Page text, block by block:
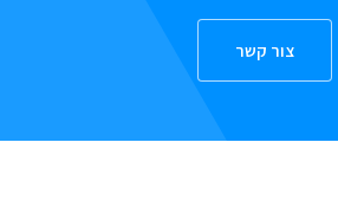
צור קשר